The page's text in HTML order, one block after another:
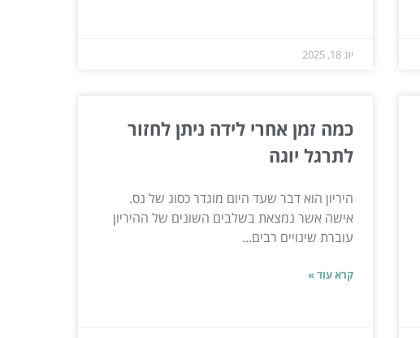
יונ 18, 2025
כמה זמן אחרי לידה ניתן לחזור
לתרגל יוגה
היריון הוא דבר שעד היום מוגדר כסוג של נס.
אישה אשר נמצאת בשלבים השונים של ההיריון
עוברת שינויים רבים...
קרא עוד »